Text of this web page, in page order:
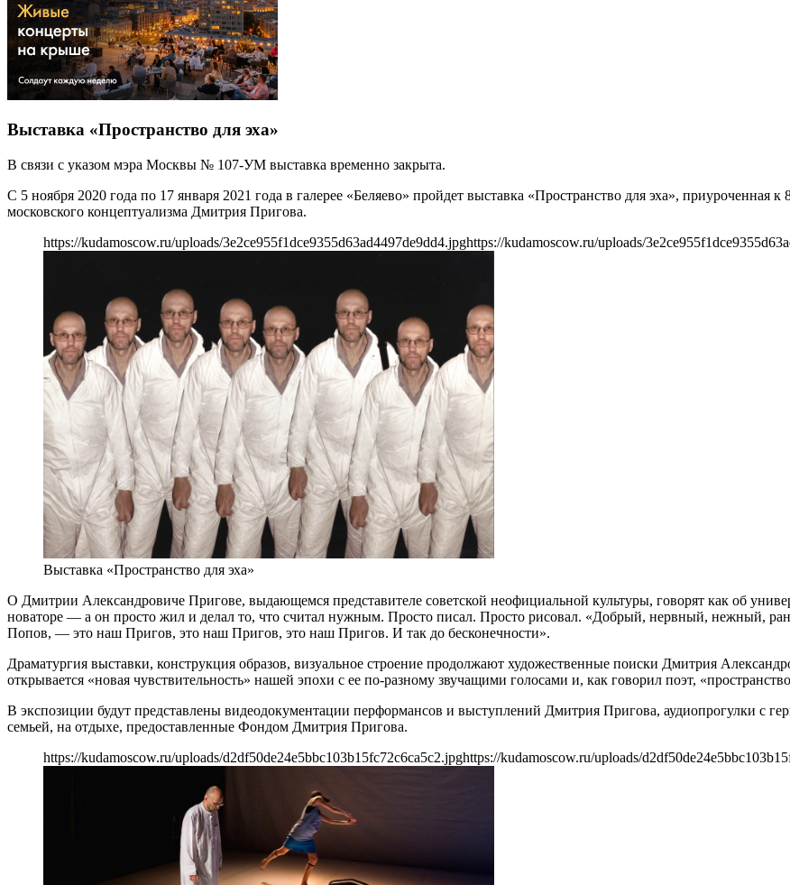
Выставка «Пространство для эха»
В связи с указом мэра Москвы № 107-УМ выставка временно закрыта.
С 5 ноября 2020 года по 17 января 2021 года в галерее «Беляево» пройдет выставка «Пространство для эха», приуроченная
московского концептуализма Дмитрия Пригова.
https://kudamoscow.ru/uploads/3e2ce955f1dce9355d63ad4497de9dd4.jpghttps://kudamoscow.ru/uploads/
Выставка «Пространство для эха»
О Дмитрии Александровиче Пригове, выдающемся представителе советской неофициальной культуры, говорят как об
новаторе — а он просто жил и делал то, что считал нужным. Просто писал. Просто рисовал. «Добрый, нервный, нежный,
Попов, — это наш Пригов, это наш Пригов, это наш Пригов. И так до бесконечности».
Драматургия выставки, конструкция образов, визуальное строение продолжают художественные поиски Дмитрия
открывается «новая чувствительность» нашей эпохи с ее по-разному звучащими голосами и, как говорил поэт,
В экспозиции будут представлены видеодокументации перформансов и выступлений Дмитрия Пригова, аудиопрогулки с
семьей, на отдыхе, предоставленные Фондом Дмитрия Пригова.
https://kudamoscow.ru/uploads/d2df50de24e5bbc103b15fc72c6ca5c2.jpghttps://kudamoscow.ru/uploads/